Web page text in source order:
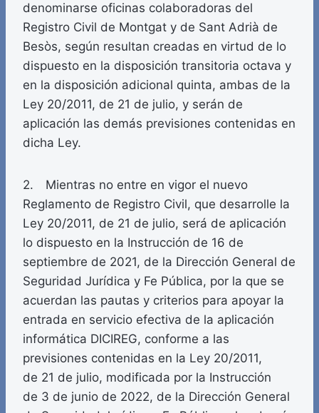
denominarse oficinas colaboradoras del
Registro Civil de Montgat y de Sant Adrià de
Besòs, según resultan creadas en virtud de lo
dispuesto en la disposición transitoria octava y
en la disposición adicional quinta, ambas de la
Ley 20/2011, de 21 de julio, y serán de
aplicación las demás previsiones contenidas en
dicha Ley.
2. Mientras no entre en vigor el nuevo
Reglamento de Registro Civil, que desarrolle la
Ley 20/2011, de 21 de julio, será de aplicación
lo dispuesto en la Instrucción de 16 de
septiembre de 2021, de la Dirección General de
Seguridad Jurídica y Fe Pública, por la que se
acuerdan las pautas y criterios para apoyar la
entrada en servicio efectiva de la aplicación
informática DICIREG, conforme a las
previsiones contenidas en la Ley 20/2011,
de 21 de julio, modificada por la Instrucción
de 3 de junio de 2022, de la Dirección General